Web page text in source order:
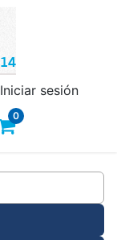
0
Iniciar sesión